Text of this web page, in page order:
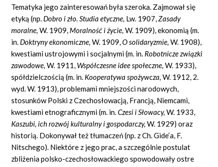
Tematyka jego zainteresowań była szeroka. Zajmował się
etyką (np. Dobro i zło. Studia etyczne, Lw. 1907,Zasady
moralne,W. 1909, Moralność i życie,W. 1909), ekonomią (m.
in. Doktryny ekonomiczne,W. 1909,O solidaryzmie,W. 1908),
kwestiami ustrojowymi i socjalnymi (m. in. Robotnicze związki
zawodowe,W. 1911, Współczesne idee społeczne,W. 1933),
spółdzielczością (m. in. Kooperatywa spożywcza,W. 1912, 2.
wyd. W. 1913), problemami mniejszości narodowych,
stosunków Polski z Czechosłowacją, Francją, Niemcami,
kwestiami etnograficznymi (m. in.Czesi i Słowacy,W. 1933,
Kaszubi, ich rozwój kulturalny i gospodarczy,W. 1929) oraz
historią. Dokonywał też tłumaczeń (np. z Ch.Gide’a, F.
Nitschego). Niektóre z jego prac, a szczególnie postulat
zbliżenia polsko-czechosłowackiego spowodowały ostre